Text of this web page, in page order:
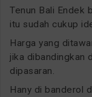
Tenun Bali Endek
itu sudah cukup
Harga yang
jika dibandingkan
dipasaran.
Hany di banderol